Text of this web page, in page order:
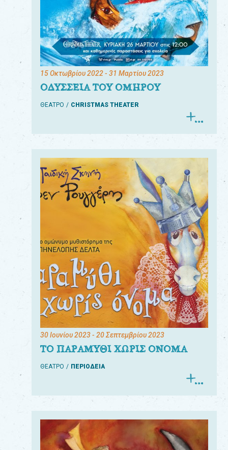
15 Οκτωβρίου 2022- 31 Μαρτίου 2023
ΟΔΥΣΣΕΙΑ ΤΟΥ ΟΜΗΡΟΥ
ΘΕΑΤΡΟ CHRISTMAS THEATER
30 Ιουνίου 2023- 20 Σεπτεμβρίου 2023
ΤΟ ΠΑΡΑΜΥΘΙ ΧΩΡΙΣ ΟΝΟΜΑ
ΘΕΑΤΡΟ ΠΕΡΙΟΔΕΙΑ